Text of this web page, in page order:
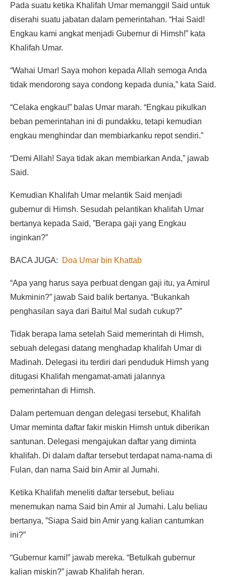
Pada suatu ketika Khalifah Umar memanggil Said untuk
diserahi suatu jabatan dalam pemerintahan. “Hai Said!
Engkau kami angkat menjadi Gubernur di Himsh!” kata
Khalifah Umar.
“Wahai Umar! Saya mohon kepada Allah semoga Anda
tidak mendorong saya condong kepada dunia,” kata Said.
“Celaka engkau!” balas Umar marah. “Engkau pikulkan
beban pemerintahan ini di pundakku, tetapi kemudian
engkau menghindar dan membiarkanku repot sendiri.”
“Demi Allah! Saya tidak akan membiarkan Anda,” jawab
Said.
Kemudian Khalifah Umar melantik Said menjadi
gubernur di Himsh. Sesudah pelantikan khalifah Umar
bertanya kepada Said, ”Berapa gaji yang Engkau
inginkan?”
BACA JUGA: Doa Umar bin Khattab
“Apa yang harus saya perbuat dengan gaji itu, ya Amirul
Mukminin?” jawab Said balik bertanya. “Bukankah
penghasilan saya dari Baitul Mal sudah cukup?”
Tidak berapa lama setelah Said memerintah di Himsh,
sebuah delegasi datang menghadap khalifah Umar di
Madinah. Delegasi itu terdiri dari penduduk Himsh yang
ditugasi Khalifah mengamat-amati jalannya
pemerintahan di Himsh.
Dalam pertemuan dengan delegasi tersebut, Khalifah
Umar meminta daftar fakir miskin Himsh untuk diberikan
santunan. Delegasi mengajukan daftar yang diminta
khalifah. Di dalam daftar tersebut terdapat nama-nama di
Fulan, dan nama Said bin Amir al Jumahi.
Ketika Khalifah meneliti daftar tersebut, beliau
menemukan nama Said bin Amir al Jumahi. Lalu beliau
bertanya, ”Siapa Said bin Amir yang kalian cantumkan
ini?”
“Gubernur kami!” jawab mereka. “Betulkah gubernur
kalian miskin?” jawab Khalifah heran.